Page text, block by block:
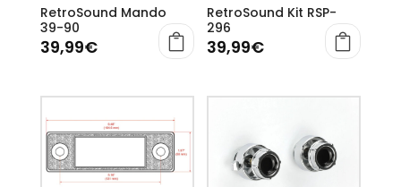
RetroSound Mando
39-90
39,99€
RetroSound Kit RSP-
296
39,99€